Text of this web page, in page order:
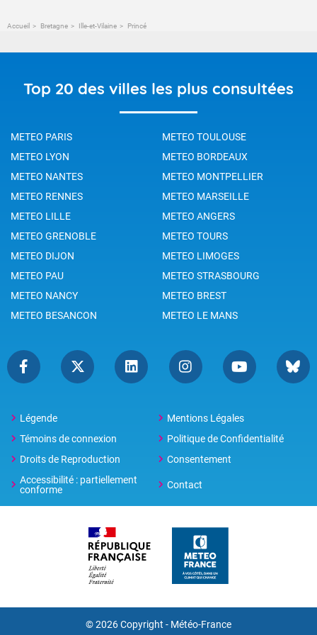
Accueil Bretagne Ille-et-Vilaine Princé
Top 20 des villes les plus consultées
METEO PARIS
METEO TOULOUSE
METEO LYON
METEO BORDEAUX
METEO NANTES
METEO MONTPELLIER
METEO RENNES
METEO MARSEILLE
METEO LILLE
METEO ANGERS
METEO GRENOBLE
METEO TOURS
METEO DIJON
METEO LIMOGES
METEO PAU
METEO STRASBOURG
METEO NANCY
METEO BREST
METEO BESANCON
METEO LE MANS
Légende
Mentions Légales
Témoins de connexion
Politique de Confidentialité
Droits de Reproduction
Consentement
Accessibilité : partiellement
conforme
Contact
© 2026 Copyright - Météo-France